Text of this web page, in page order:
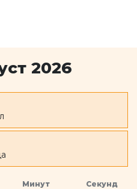
2026
Минут Секунд